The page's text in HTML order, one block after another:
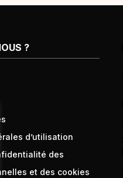
?
d’utilisation
des
et des cookies